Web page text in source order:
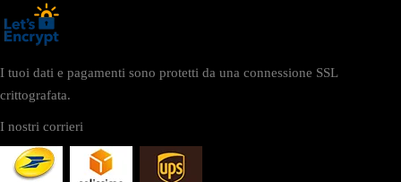
I tuoi dati e pagamenti sono protetti da una connessione SSL
crittografata.
I nostri corrieri